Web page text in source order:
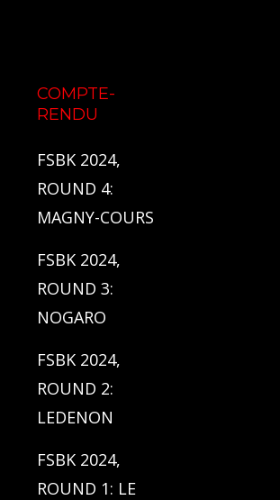
COMPTE-
RENDU
FSBK 2024,
ROUND 4:
MAGNY-COURS
FSBK 2024,
ROUND 3:
NOGARO
FSBK 2024,
ROUND 2:
LEDENON
FSBK 2024,
ROUND 1: LE